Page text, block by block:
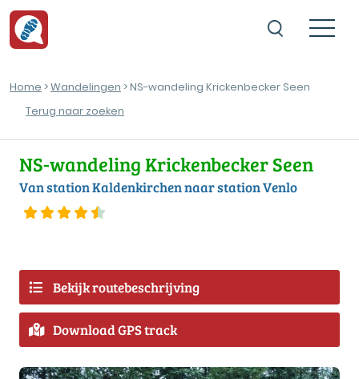
Home >Wandelingen > NS-wandeling Krickenbecker Seen
Terug naar zoeken
NS-wandeling Krickenbecker Seen
Van station Kaldenkirchen naar station Venlo
Bekijk routebeschrijving
Download GPS track